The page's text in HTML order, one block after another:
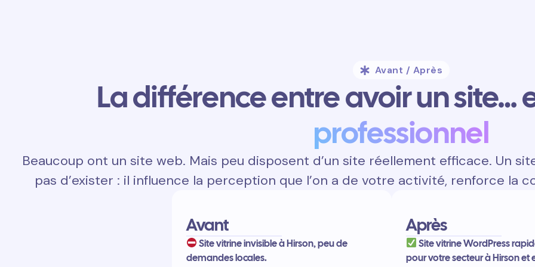
Avant / Après
La différence entre avoir un site…
professionnel
Beaucoup ont un site web. Mais peu disposent d’un site réellement efficace. Un
pas d’exister : il influence la perception que l’on a de votre activité, renforce la
Avant
Site vitrine invisible à Hirson, peu de
demandes locales.
Après
Site vitrine WordPress
pour votre secteur à Hirson et